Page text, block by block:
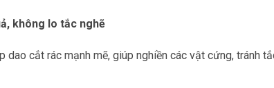
không lo tắc nghẽ
cắt rác mạnh mẽ, giúp nghiền các vật cứng, tránh